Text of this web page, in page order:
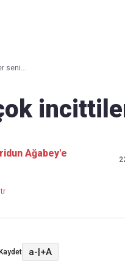
seni...
Ağabey'e
Kaydet a-|+A